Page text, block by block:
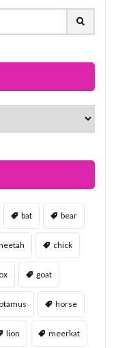
bat bear
chick
goat
horse
lion meerkat